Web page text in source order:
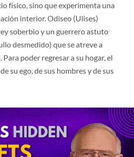
físico, sino que experimenta una
interior. Odiseo (Ulises)
soberbio y un guerrero astuto
desmedido) que se atreve a
Para poder regresar a su hogar, el
su ego, de sus hombres y de sus